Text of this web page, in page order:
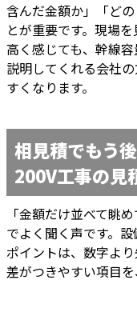
含んだ金額か」「ど
とが重要です。現場
高く感じても、幹線
説明してくれる会社
すくなります。
相見積でもう
200V工事の見
「金額だけ並べて眺
でよく聞く声です。
ポイントは、数字よ
差がつきやすい項目を